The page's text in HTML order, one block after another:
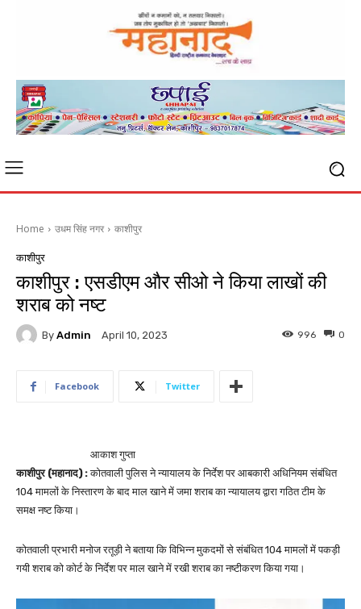
Home उधम सिंह नगर काशीपुर
काशीपुर
काशीपुर : एसडीएम और सीओ ने किया लाखों की
शराब को नष्ट
By Admin April 10, 2023 0
996
Facebook Twitter
आकाश गुप्ता
काशीपुर (महानाद) :कोतवाली पुलिस ने न्यायालय के निर्देश पर आबकारी अधिनियम संबंधित
104 मामलों के निस्तारण के बाद माल खाने में जमा शराब का न्यायालय द्वारा गठित टीम के
समक्ष नष्ट किया।
कोतवाली प्रभारी मनोज रतूड़ी ने बताया कि विभिन्न मुकदमों से संबंधित 104 मामलों में पकड़ी
गयी शराब को कोर्ट के निर्देश पर माल खाने में रखी शराब का नष्टीकरण किया गया।